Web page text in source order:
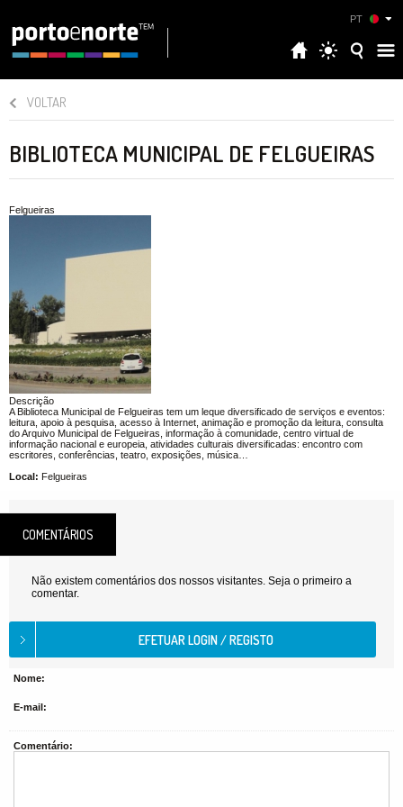
PT
VOLTAR
BIBLIOTECA MUNICIPAL DE FELGUEIRAS
Felgueiras
Descrição
A Biblioteca Municipal de Felgueiras tem um leque diversificado de serviços e eventos:
leitura, apoio à pesquisa, acesso à Internet, animação e promoção da leitura, consulta
do Arquivo Municipal de Felgueiras, informação à comunidade, centro virtual de
informação nacional e europeia, atividades culturais diversificadas: encontro com
escritores, conferências, teatro, exposições, música…
Local: Felgueiras
COMENTÁRIOS
Não existem comentários dos nossos visitantes. Seja o primeiro a
comentar.
Nome:
E-mail:
Comentário: